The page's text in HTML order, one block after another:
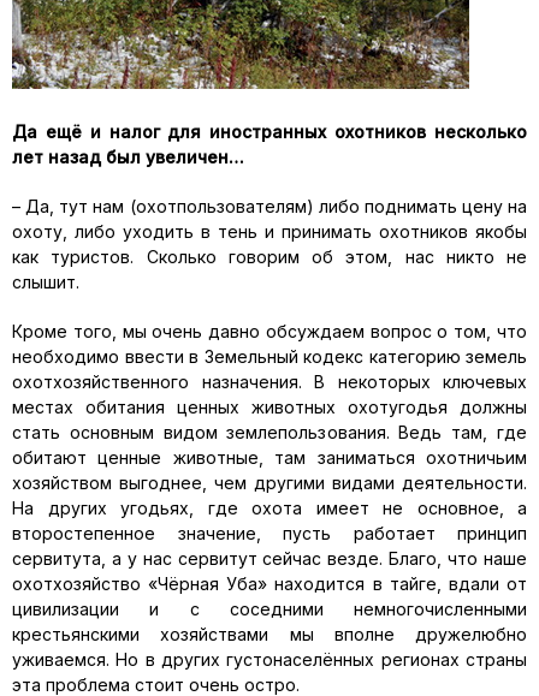
Да ещё и налог для иностранных охотников несколько
лет назад был увеличен…
– Да, тут нам (охотпользователям) либо поднимать цену на
охоту, либо уходить в тень и принимать охотников якобы
как туристов. Сколько говорим об этом, нас никто не
слышит.
Кроме того, мы очень давно обсуждаем вопрос о том, что
необходимо ввести в Земельный кодекс категорию земель
охотхозяйственного назначения. В некоторых ключевых
местах обитания ценных животных охотугодья должны
стать основным видом землепользования. Ведь там, где
обитают ценные животные, там заниматься охотничьим
хозяйством выгоднее, чем другими видами деятельности.
На других угодьях, где охота имеет не основное, а
второстепенное значение, пусть работает принцип
сервитута, а у нас сервитут сейчас везде. Благо, что наше
охотхозяйство «Чёрная Уба» находится в тайге, вдали от
цивилизации и с соседними немногочисленными
крестьянскими хозяйствами мы вполне дружелюбно
уживаемся. Но в других густонаселённых регионах страны
эта проблема стоит очень остро.